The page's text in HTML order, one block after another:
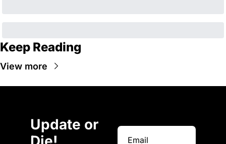
Keep Reading
View more
Update or